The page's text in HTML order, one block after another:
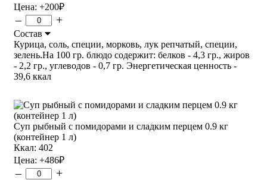
Цена: +200₽
– +
Состав
Курица, соль, специи, морковь, лук репчатый, специи,
зелень.На 100 гр. блюдо содержит: белков - 4,3 гр., жиров
- 2,2 гр., углеводов - 0,7 гр. Энергетическая ценность -
39,6 ккал
Суп рыбный с помидорами и сладким перцем 0.9 кг
(контейнер 1 л)
Ккал: 402
Цена: +486₽
– +